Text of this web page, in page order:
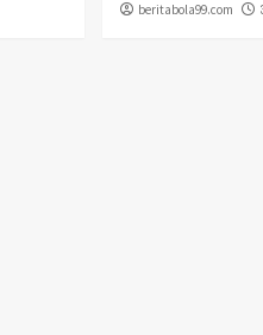
beritabola99.com